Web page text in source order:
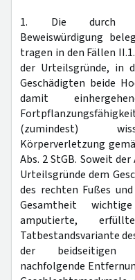
1. Die durch
Beweiswürdigung
tragen in den Fällen
der Urteilsgründe, in
Geschädigten beide
damit
(zumindest)
Körperverletzung
Abs. 2 StGB. Soweit
Urteilsgründe dem
des rechten Fußes
Gesamtheit
amputierte,
Tatbestandsvariante
der beidseitigen
nachfolgende